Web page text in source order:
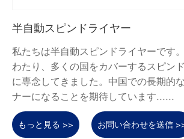
半自動スピンドライヤー
私たちは半自動スピンドライヤーです
わたり、多くの国をカバーするスピン
に専念してきました。中国での長期的
ナーになることを期待しています......
もっと見る >> お問い合わせを送信